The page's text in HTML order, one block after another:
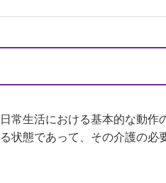
常生活における基本的な動作
状態であって、その介護の必